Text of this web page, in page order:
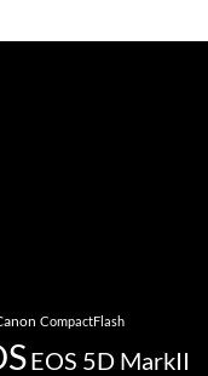
CompactFlash
EOS 5D MarkII